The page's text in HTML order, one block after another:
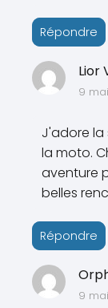
Répondre
Lior
9
J'adore la
la moto.
aventure
belles
Répondre
9